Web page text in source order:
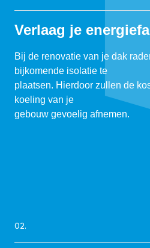
Verlaag je
Bij de renovatie van je dak
bijkomende isolatie te
plaatsen. Hierdoor zullen de
koeling van je
gebouw gevoelig afnemen.
02.